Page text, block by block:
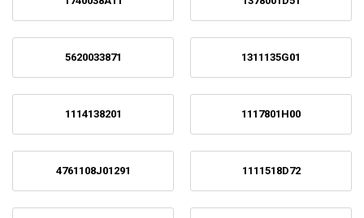
5620033871 1311135G01
1114138201 1117801H00
4761108J01291 1111518D72